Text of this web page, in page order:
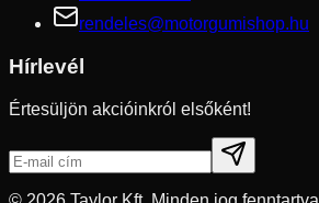
rendeles@motorgumishop.hu
Hírlevél
Értesüljön akcióinkról elsőként!